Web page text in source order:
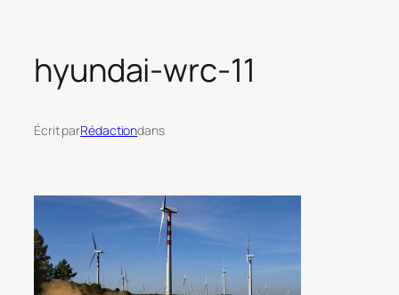
hyundai-wrc-11
Écrit parRédactiondans